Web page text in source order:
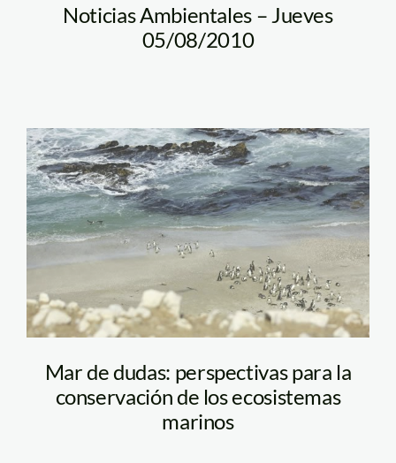
Noticias Ambientales – Jueves
05/08/2010
san_juan_bm
Mar de dudas: perspectivas para la
conservación de los ecosistemas
marinos